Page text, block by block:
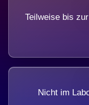
Teilweise bis
Nicht im